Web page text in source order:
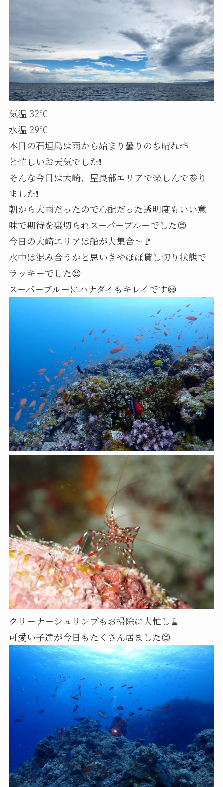
気温 32℃
水温 29℃
本日の石垣島は雨から始まり曇りのち晴れ⛅
と忙しいお天気でした❗
そんな今日は大崎、屋良部エリアで楽しんで参り
ました❗
朝から大雨だったので心配だった透明度もいい意
味で期待を裏切られスーパーブルーでした😍
今日の大崎エリアは船が大集合～🚩
水中は混み合うかと思いきやほぼ貸し切り状態で
ラッキーでした😍
スーパーブルーにハナダイもキレイです😃
クリーナーシュリンプもお掃除に大忙し🧹
可愛い子達が今日もたくさん居ました😊